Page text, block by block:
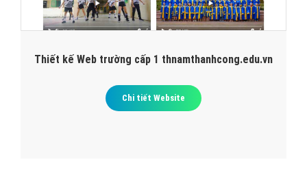
Thiết kế Web trường cấp 1 thnamthanhcong.edu.vn
Chi tiết Website